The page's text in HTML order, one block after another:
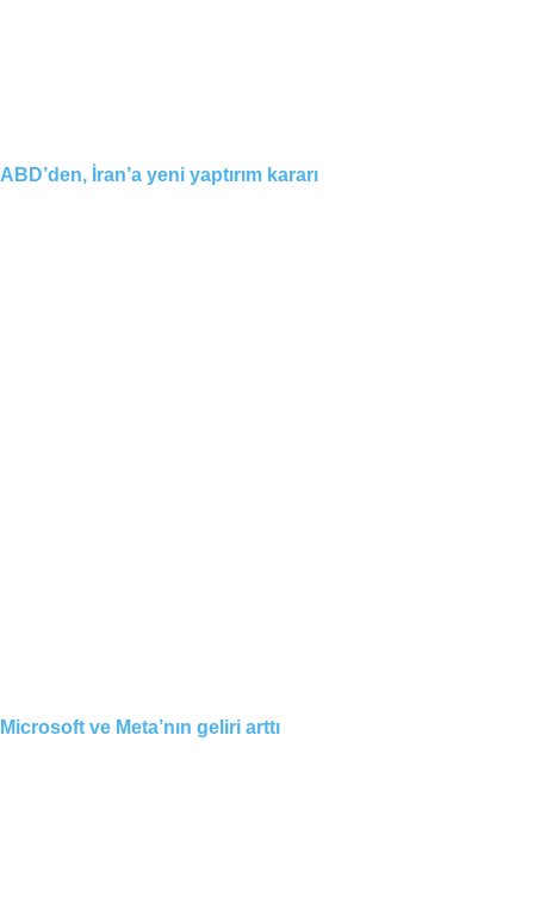
ABD’den, İran’a yeni yaptırım kararı
Microsoft ve Meta’nın geliri arttı